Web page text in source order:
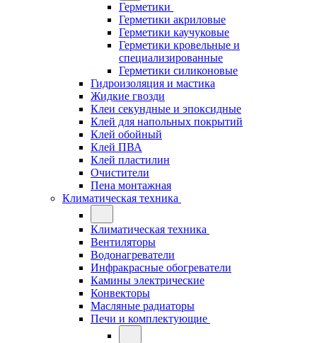
Герметики
Герметики акриловые
Герметики каучуковые
Герметики кровельные и
специализированные
Герметики силиконовые
Гидроизоляция и мастика
Жидкие гвозди
Клеи секундные и эпоксидные
Клей для напольных покрытий
Клей обойный
Клей ПВА
Клей пластилин
Очистители
Пена монтажная
Климатическая техника
Климатическая техника
Вентиляторы
Водонагреватели
Инфракрасные обогреватели
Камины электрические
Конвекторы
Масляные радиаторы
Печи и комплектующие